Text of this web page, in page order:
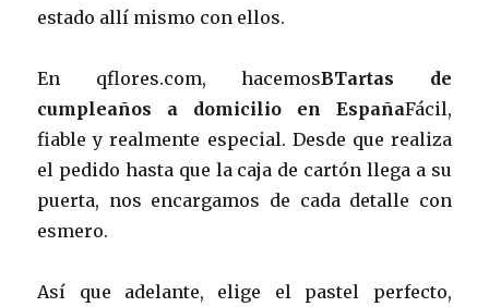
estado allí mismo con ellos.
En qflores.com, hacemosBTartas de
cumpleaños a domicilio en EspañaFácil,
fiable y realmente especial. Desde que realiza
el pedido hasta que la caja de cartón llega a su
puerta, nos encargamos de cada detalle con
esmero.
Así que adelante, elige el pastel perfecto,